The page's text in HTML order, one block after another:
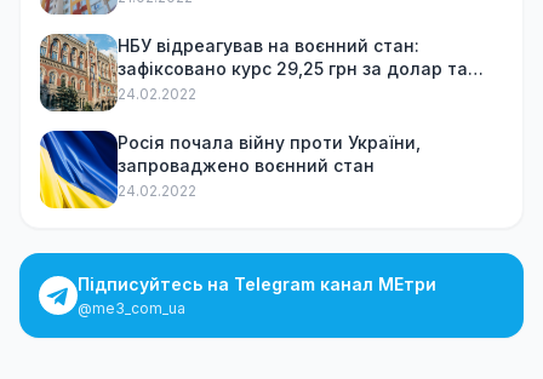
НБУ відреагував на воєнний стан:
зафіксовано курс 29,25 грн за долар та
обмежив зняття готівки
24.02.2022
Росія почала війну проти України,
запроваджено воєнний стан
24.02.2022
Підписуйтесь на Telegram канал МЕтри
@me3_com_ua